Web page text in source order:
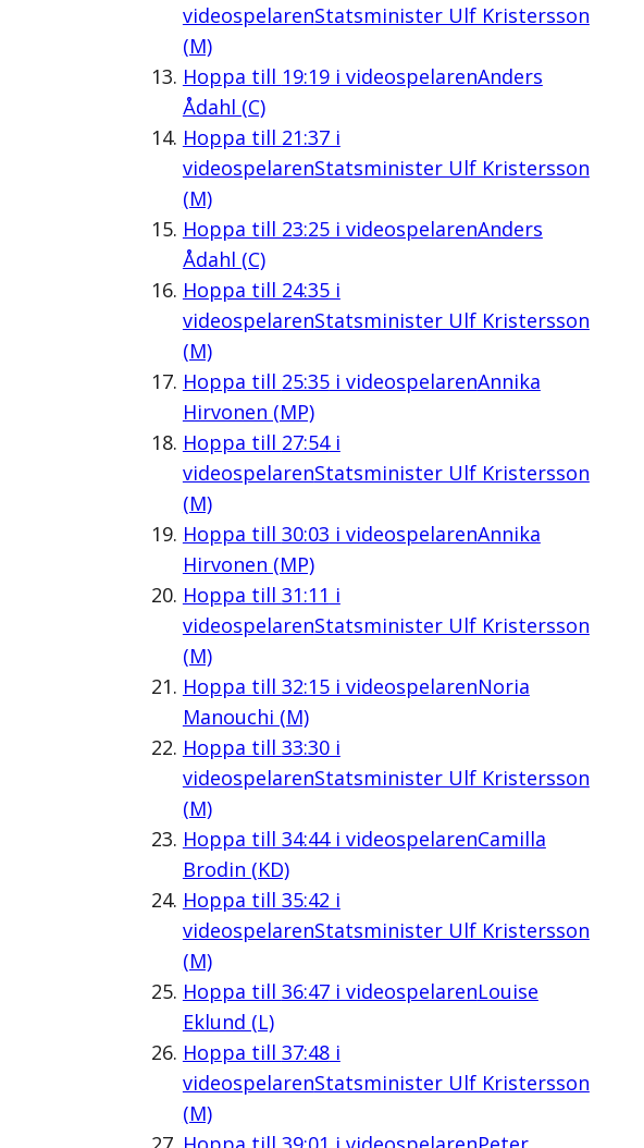
videospelarenStatsminister Ulf Kristersson
(M)
Hoppa till 19:19i videospelarenAnders
Ådahl (C)
Hoppa till 21:37i
videospelarenStatsminister Ulf Kristersson
(M)
Hoppa till 23:25i videospelarenAnders
Ådahl (C)
Hoppa till 24:35i
videospelarenStatsminister Ulf Kristersson
(M)
Hoppa till 25:35i videospelarenAnnika
Hirvonen (MP)
Hoppa till 27:54i
videospelarenStatsminister Ulf Kristersson
(M)
Hoppa till 30:03 i videospelarenAnnika
Hirvonen (MP)
Hoppa till 31:11 i
videospelarenStatsminister Ulf Kristersson
(M)
Hoppa till 32:15i videospelarenNoria
Manouchi (M)
Hoppa till 33:30i
videospelarenStatsminister Ulf Kristersson
(M)
Hoppa till 34:44i videospelarenCamilla
Brodin (KD)
Hoppa till 35:42 i
videospelarenStatsminister Ulf Kristersson
(M)
Hoppa till 36:47i videospelarenLouise
Eklund (L)
Hoppa till 37:48i
videospelarenStatsminister Ulf Kristersson
(M)